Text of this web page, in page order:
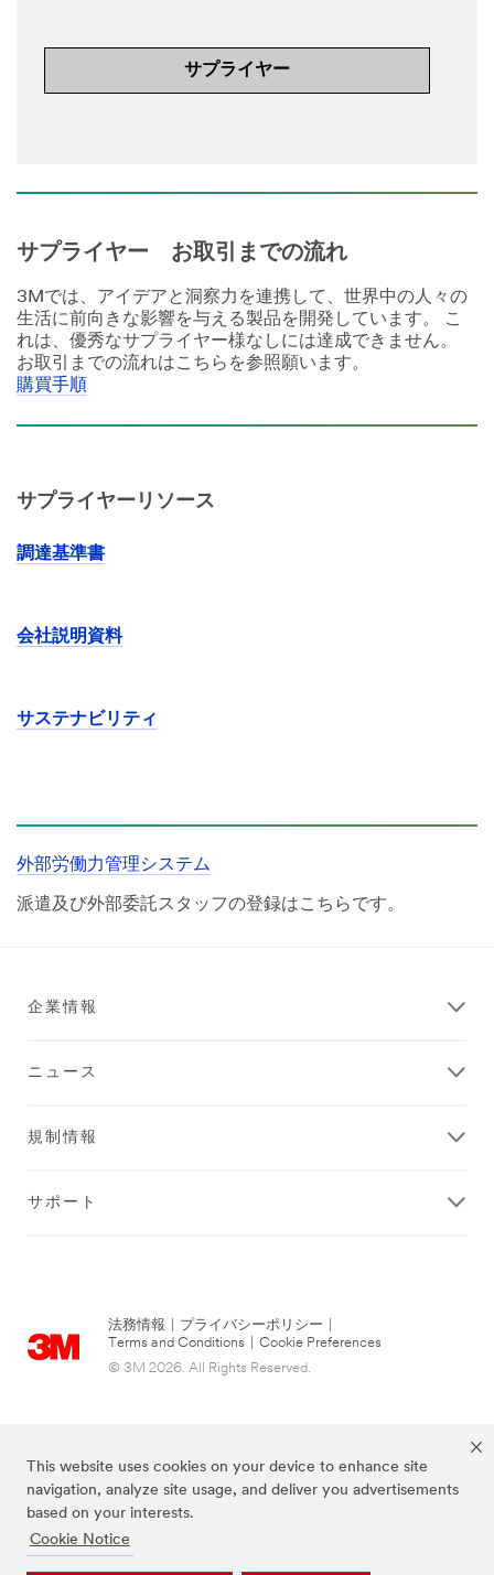
This website uses cookies on your device to enhance site
navigation, analyze site usage, and deliver you advertisements
based on your interests.
Cookie Notice
サプライヤー
サプライヤー お取引までの流れ
3Mでは、アイデアと洞察力を連携して、世界中の人々の
生活に前向きな影響を与える製品を開発しています。 こ
れは、優秀なサプライヤー様なしには達成できません。
お取引までの流れはこちらを参照願います。
購買手順
サプライヤーリソース
調達基準書
会社説明資料
サステナビリティ
外部労働力管理システム
派遣及び外部委託スタッフの登録はこちらです。
企業情報
ニュース
規制情報
サポート
法務情報 プライバシーポリシー
Terms and Conditions
Cookie Preferences
© 3M 2026. All Rights Reserved.